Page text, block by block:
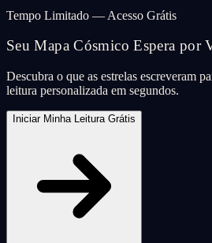
Tempo Limitado — Acesso Grátis
Seu Mapa Cósmico Espera por
Descubra o que as estrelas escreveram
leitura personalizada em segundos.
Iniciar Minha Leitura Grátis